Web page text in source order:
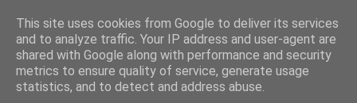
This site uses cookies from Google to deliver its services
and to analyze traffic. Your IP address and user-agent are
shared with Google along with performance and security
metrics to ensure quality of service, generate usage
statistics, and to detect and address abuse.